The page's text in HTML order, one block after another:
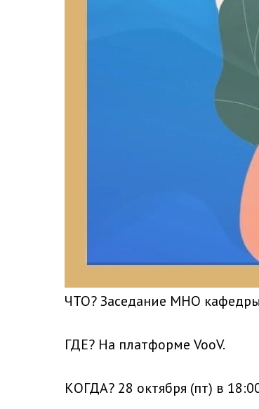
ЧТО? Заседание МНО
ГДЕ? На платформе VooV.
КОГДА? 28 октября (пт) в